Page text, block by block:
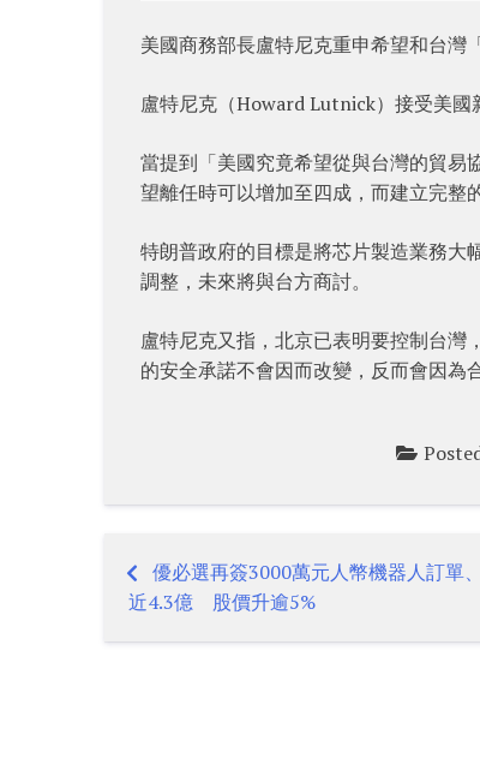
美國商務部長盧特尼克重申希望和台灣
盧特尼克（Howard Lutnick）接受美國
當提到「美國究竟希望從與台灣的貿易
望離任時可以增加至四成，而建立完整
特朗普政府的目標是將芯片製造業務大
調整，未來將與台方商討。
盧特尼克又指，北京已表明要控制台灣
的安全承諾不會因而改變，反而會因為
Post
navigation
優必選再簽3000萬元人幣機器人訂單
近4.3億 股價升逾5%